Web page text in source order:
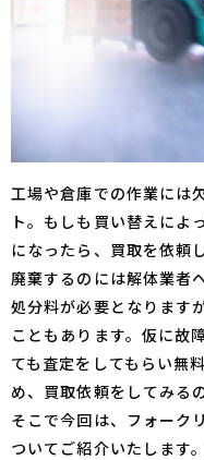
工場や倉庫での作業には
ト。もしも買い替えによ
になったら、買取を依頼
廃棄するのには解体業者
処分料が必要となります
こともあります。仮に故
ても査定をしてもらい無
め、買取依頼をしてみる
そこで今回は、フォーク
ついてご紹介いたします